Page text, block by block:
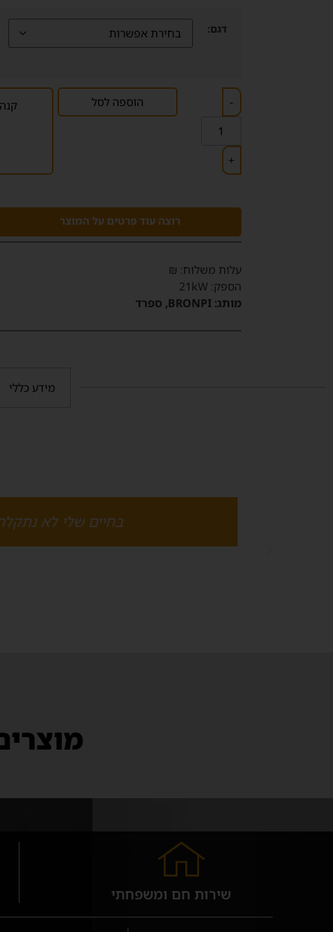
דגם:
-
+
הוספה לסל
רוצה עוד פרטים על המוצר
‫עלות משלוח‬: ₪
הספק: 21kW
מותג: BRONPI, ספרד
מידע כללי
בחיים שלי לא
שירות חם ומשפחתי